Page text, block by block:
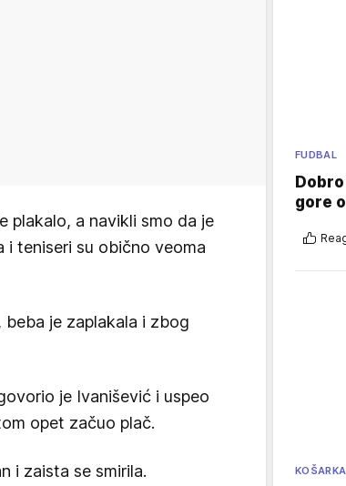
plakalo, a navikli smo da je
i teniseri su obično veoma
beba je zaplakala i zbog
je Ivanišević i uspeo
opet začuo plač.
i zaista se smirila.
FUDBAL
gore
KOŠARKA